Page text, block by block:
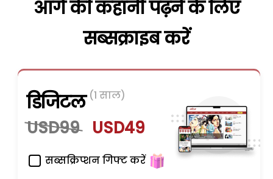
आगे की कहानी पढ़ने के लिए
सब्सक्राइब करें
डिजिटल (1 साल)
USD99 USD49
सब्सक्रिप्शन गिफ्ट करें